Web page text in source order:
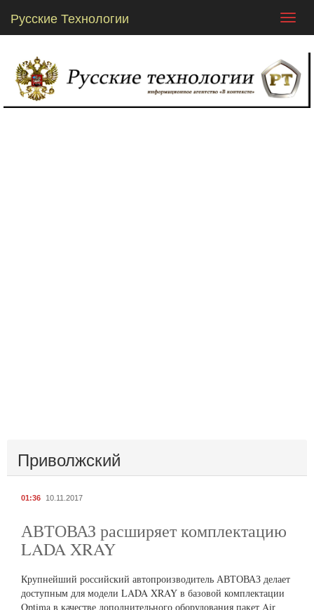
Русские Технологии
Приволжский
01:36 10.11.2017
АВТОВАЗ расширяет комплектацию
LADA XRAY
Крупнейший российский автопроизводитель АВТОВАЗ делает
доступным для модели LADA XRAY в базовой комплектации
Optima в качестве дополнительного оборудования пакет Air